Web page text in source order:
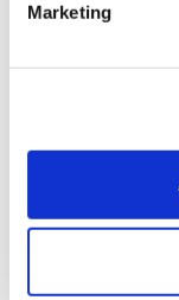
Marketing
MotoPort Goes